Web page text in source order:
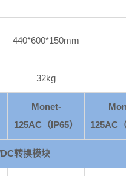
440*600*150mm
32kg
Monet-
125AC（IP65）
125AC（
转换模块